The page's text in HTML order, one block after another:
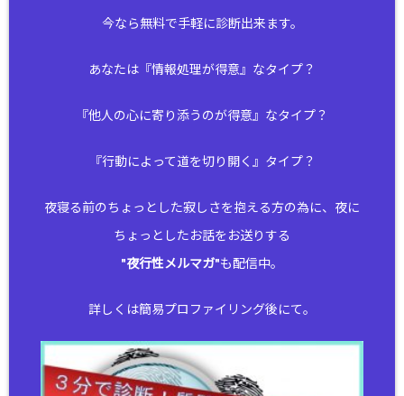
今なら無料で手軽に診断出来ます。
あなたは『情報処理が得意』なタイプ？
『他人の心に寄り添うのが得意』なタイプ？
『行動によって道を切り開く』タイプ？
夜寝る前のちょっとした寂しさを抱える方の為に、夜に
ちょっとしたお話をお送りする
"夜行性メルマガ"も配信中。
詳しくは簡易プロファイリング後にて。